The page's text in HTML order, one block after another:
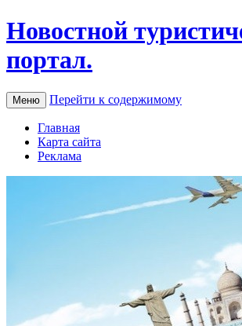
Новостной
портал.
Меню Перейти к содержимому
Главная
Карта сайта
Реклама